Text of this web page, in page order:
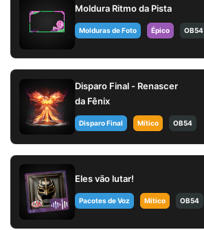
Moldura Ritmo da Pista
Molduras de Foto Épico OB54
Disparo Final - Renascer
da Fênix
Disparo Final Mítico OB54
Eles vão lutar!
Pacotes de Voz Mítico OB54